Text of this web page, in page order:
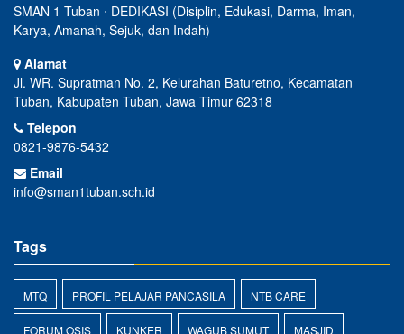
SMAN 1 Tuban ⋅ DEDIKASI (Disiplin, Edukasi, Darma, Iman,
Karya, Amanah, Sejuk, dan Indah)
Alamat
Jl. WR. Supratman No. 2, Kelurahan Baturetno, Kecamatan
Tuban, Kabupaten Tuban, Jawa Timur 62318
Telepon
0821-9876-5432
Email
info@sman1tuban.sch.id
Tags
MTQ PROFIL PELAJAR PANCASILA NTB CARE
FORUM OSIS KUNKER WAGUB SUMUT MASJID